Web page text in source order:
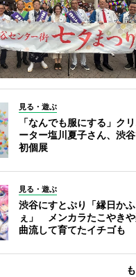
見る・遊ぶ
「なんでも服にする」ク
ーター塩川夏子さん、渋
初個展
見る・遊ぶ
渋谷にすとぷり「縁日かふ
ぇ」 メンカラたこやき
曲流して育てたイチゴも